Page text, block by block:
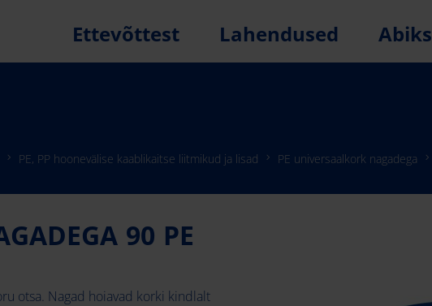
Ettevõttest Lahendused Abiks
PE, PP hoonevälise kaablikaitse liitmikud ja lisad PE universaalkork nagadega
90 PE
otsa. Nagad hoiavad korki kindlalt